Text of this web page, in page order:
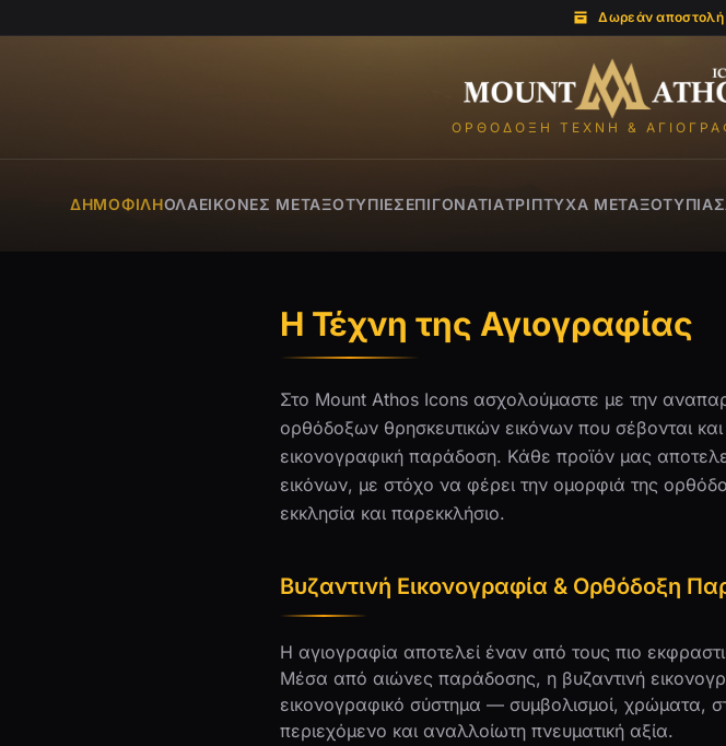
Δωρεάν αποστολή
Mount Athos
ΟΡΘΌΔΟΞΗ ΤΈΧΝΗ &
ΔΗΜΟΦΙΛΉΌΛΑΕΙΚΌΝΕΣ ΜΕΤΑΞΟΤΥΠΊΕΣΕΠΙΓΟΝΆΤΙΑΤΡΊΠΤΥΧΑ ΜΕΤΑΞΟΤΥΠΊΑΣ
Η Τέχνη της Αγιογραφίας
Στο Mount Athos Icons ασχολούμαστε με την
ορθόδοξων θρησκευτικών εικόνων που σέβονται και
εικονογραφική παράδοση. Κάθε προϊόν μας
εικόνων, με στόχο να φέρει την ομορφιά της
εκκλησία και παρεκκλήσιο.
Βυζαντινή Εικονογραφία & Ορθόδοξη
Η αγιογραφία αποτελεί έναν από τους πιο
Μέσα από αιώνες παράδοσης, η βυζαντινή
εικονογραφικό σύστημα — συμβολισμοί, χρώματα,
περιεχόμενο και αναλλοίωτη πνευματική αξία.